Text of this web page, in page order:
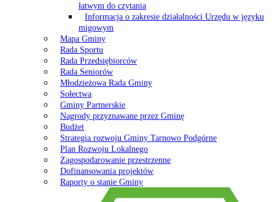
łatwym do czytania
Informacja o zakresie działalności Urzędu w języku
migowym
Mapa Gminy
Rada Sportu
Rada Przedsiębiorców
Rada Seniorów
Młodzieżowa Rada Gminy
Sołectwa
Gminy Partnerskie
Nagrody przyznawane przez Gminę
Budżet
Strategia rozwoju Gminy Tarnowo Podgórne
Plan Rozwoju Lokalnego
Zagospodarowanie przestrzenne
Dofinansowania projektów
Raporty o stanie Gminy